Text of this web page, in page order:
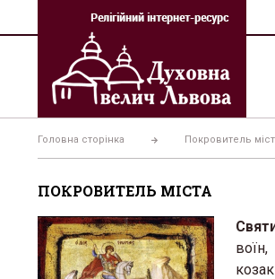
вмісту
Головна сторінка Покровитель
ПОКРОВИТЕЛЬ МІСТА
воїн,